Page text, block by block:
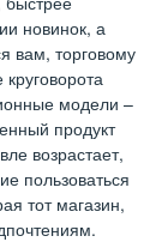
новинок, а
вам, торговому
модели –
продукт
возрастает,
пользоваться
тот магазин,